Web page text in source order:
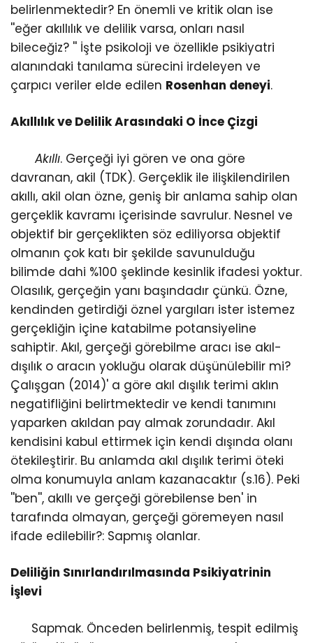
belirlenmektedir? En önemli ve kritik olan ise
''eğer akıllılık ve delilik varsa, onları nasıl
bileceğiz? '' İşte psikoloji ve özellikle psikiyatri
alanındaki tanılama sürecini irdeleyen ve
çarpıcı veriler elde edilen Rosenhan deneyi.
Akıllılık ve Delilik Arasındaki O İnce Çizgi
Akıllı. Gerçeği iyi gören ve ona göre
davranan, akil (TDK). Gerçeklik ile ilişkilendirilen
akıllı, akil olan özne, geniş bir anlama sahip olan
gerçeklik kavramı içerisinde savrulur. Nesnel ve
objektif bir gerçeklikten söz ediliyorsa objektif
olmanın çok katı bir şekilde savunulduğu
bilimde dahi %100 şeklinde kesinlik ifadesi yoktur.
Olasılık, gerçeğin yanı başındadır çünkü. Özne,
kendinden getirdiği öznel yargıları ister istemez
gerçekliğin içine katabilme potansiyeline
sahiptir. Akıl, gerçeği görebilme aracı ise akıl-
dışılık o aracın yokluğu olarak düşünülebilir mi?
Çalışgan (2014)' a göre akıl dışılık terimi aklın
negatifliğini belirtmektedir ve kendi tanımını
yaparken akıldan pay almak zorundadır. Akıl
kendisini kabul ettirmek için kendi dışında olanı
ötekileştirir. Bu anlamda akıl dışılık terimi öteki
olma konumuyla anlam kazanacaktır (s.16). Peki
''ben'', akıllı ve gerçeği görebilense ben' in
tarafında olmayan, gerçeği göremeyen nasıl
ifade edilebilir?: Sapmış olanlar.
Deliliğin Sınırlandırılmasında Psikiyatrinin
İşlevi
Sapmak. Önceden belirlenmiş, tespit edilmiş